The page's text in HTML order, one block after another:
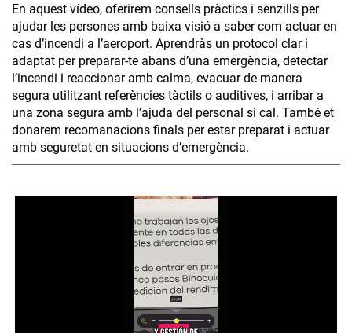
En aquest vídeo, oferirem consells pràctics i senzills per
ajudar les persones amb baixa visió a saber com actuar en
cas d’incendi a l’aeroport. Aprendràs un protocol clar i
adaptat per preparar-te abans d’una emergència, detectar
l’incendi i reaccionar amb calma, evacuar de manera
segura utilitzant referències tàctils o auditives, i arribar a
una zona segura amb l’ajuda del personal si cal. També et
donarem recomanacions finals per estar preparat i actuar
amb seguretat en situacions d’emergència.